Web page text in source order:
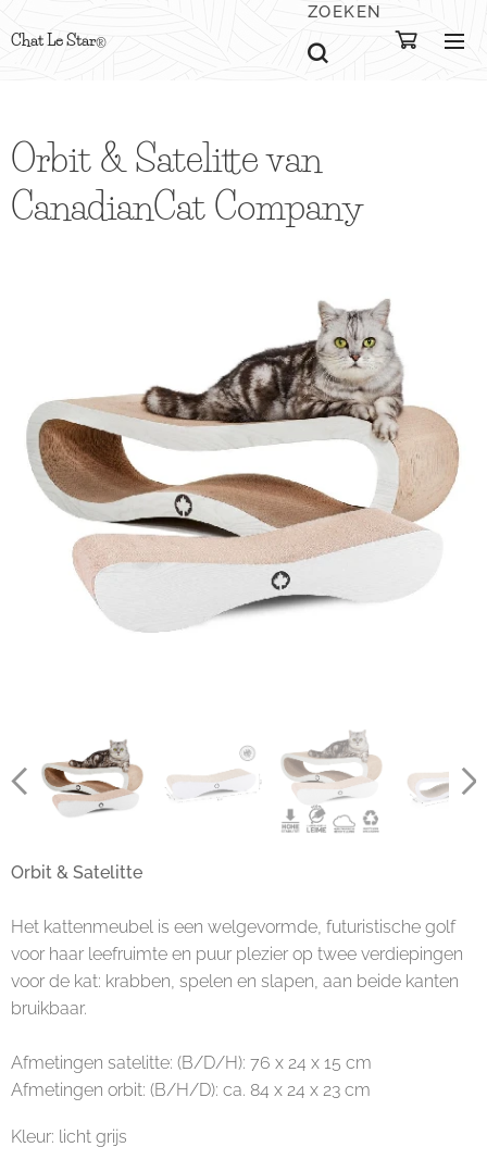
Chat Le Star®
ZOEKEN
Orbit & Satelitte van
CanadianCat Company
Orbit & Satelitte
Het kattenmeubel is een welgevormde, futuristische golf
voor haar leefruimte en puur plezier op twee verdiepingen
voor de kat: krabben, spelen en slapen, aan beide kanten
bruikbaar.
Afmetingen satelitte: (B/D/H): 76 x 24 x 15 cm
Afmetingen orbit: (B/H/D): ca. 84 x 24 x 23 cm
Kleur: licht grijs